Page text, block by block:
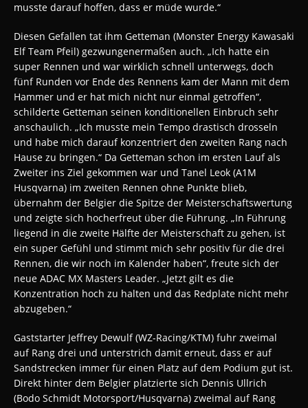
musste darauf hoffen, dass er müde wurde.“
Diesen Gefallen tat ihm Getteman (Monster Energy Kawasaki
Elf Team Pfeil) gezwungenermaßen auch. „Ich hatte ein
super Rennen und war wirklich schnell unterwegs, doch
fünf Runden vor Ende des Rennens kam der Mann mit dem
Hammer und er hat mich nicht nur einmal getroffen“,
schilderte Getteman seinen konditionellen Einbruch sehr
anschaulich. „Ich musste mein Tempo drastisch drosseln
und habe mich darauf konzentriert den zweiten Rang nach
Hause zu bringen.“ Da Getteman schon im ersten Lauf als
Zweiter ins Ziel gekommen war und Tanel Leok (A1M
Husqvarna) im zweiten Rennen ohne Punkte blieb,
übernahm der Belgier die Spitze der Meisterschaftswertung
und zeigte sich hocherfreut über die Führung. „In Führung
liegend in die zweite Hälfte der Meisterschaft zu gehen, ist
ein super Gefühl und stimmt mich sehr positiv für die drei
Rennen, die wir noch im Kalender haben“, freute sich der
neue ADAC MX Masters Leader. „Jetzt gilt es die
Konzentration hoch zu halten und das Redplate nicht mehr
abzugeben.“
Gaststarter Jeffrey Dewulf (WZ-Racing/KTM) fuhr zweimal
auf Rang drei und unterstrich damit erneut, dass er auf
Sandstrecken immer für einen Platz auf dem Podium gut ist.
Direkt hinter dem Belgier platzierte sich Dennis Ullrich
(Bodo Schmidt Motorsport/Husqvarna) zweimal auf Rang